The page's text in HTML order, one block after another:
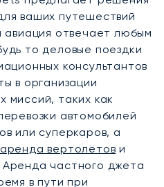
ваших путешествий
авиация отвечает любым
то деловые поездки
консультантов
в организации
миссий, таких как
автомобилей
или суперкаров, а
аренда вертолётов и
Аренда частного джета
в пути при